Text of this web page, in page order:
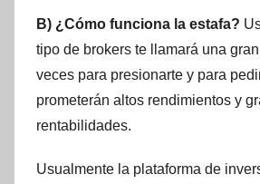
B) ¿Cómo funciona la estafa?
tipo de brokers te llamará una
veces para presionarte y para
prometerán altos rendimientos y
rentabilidades.
Usualmente la plataforma de